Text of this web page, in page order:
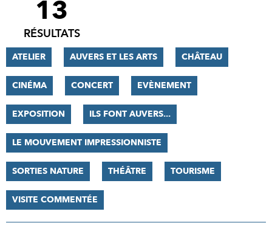
FILTRER
RÉSULTATS
13
RÉSULTATS
ATELIER AUVERS ET LES ARTS CHÂTEAU
CINÉMA CONCERT EVÈNEMENT
EXPOSITION ILS FONT AUVERS...
LE MOUVEMENT IMPRESSIONNISTE
SORTIES NATURE THÉÂTRE TOURISME
VISITE COMMENTÉE